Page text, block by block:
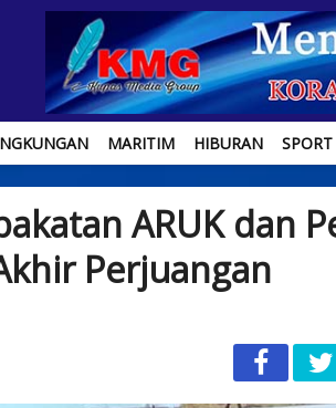
MARITIM HIBURAN SPORT
ARUK dan
Perjuangan